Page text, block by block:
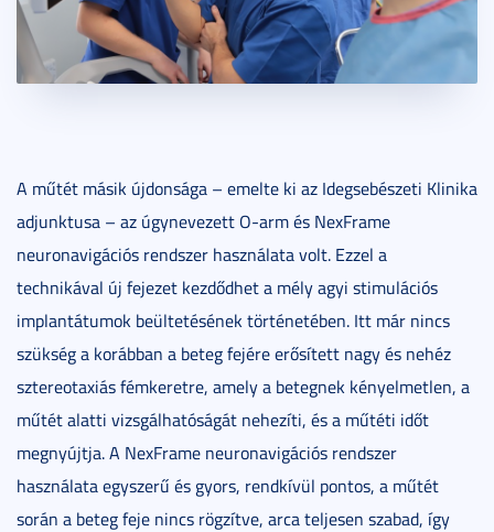
A műtét másik újdonsága – emelte ki az Idegsebészeti Klinika
adjunktusa – az úgynevezett O-arm és NexFrame
neuronavigációs rendszer használata volt. Ezzel a
technikával új fejezet kezdődhet a mély agyi stimulációs
implantátumok beültetésének történetében. Itt már nincs
szükség a korábban a beteg fejére erősített nagy és nehéz
sztereotaxiás fémkeretre, amely a betegnek kényelmetlen, a
műtét alatti vizsgálhatóságát nehezíti, és a műtéti időt
megnyújtja. A NexFrame neuronavigációs rendszer
használata egyszerű és gyors, rendkívül pontos, a műtét
során a beteg feje nincs rögzítve, arca teljesen szabad, így